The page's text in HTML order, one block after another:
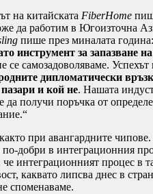
на китайската FiberHome
да работим в Югоизточна
пише през миналата
инструмент за запазване
се самозадоволяваме.
дипломатически
и кой не. Нашата
да получи поръчка от
при авангардните
по-добри в интеграционния
че интеграционният процес в
каквато липсва днес в
споменаваме.